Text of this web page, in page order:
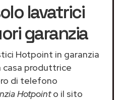
lavatrici
garanzia
Hotpoint in garanzia
produttrice
di telefono
Hotpointo il sito